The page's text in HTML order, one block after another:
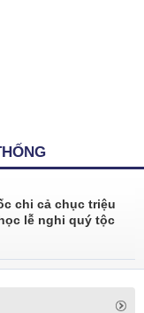
chi cả chục triệu
lễ nghi quý tộc